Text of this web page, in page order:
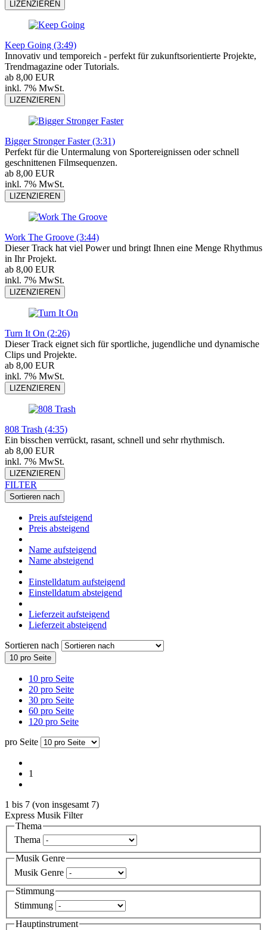
LIZENZIEREN
Keep Going (3:49)
Innovativ und temporeich - perfekt für zukunftsorientierte Projekte,
Trendmagazine oder Tutorials.
ab 8,00 EUR
inkl. 7% MwSt.
LIZENZIEREN
Bigger Stronger Faster (3:31)
Perfekt für die Untermalung von Sportereignissen oder schnell
geschnittenen Filmsequenzen.
ab 8,00 EUR
inkl. 7% MwSt.
LIZENZIEREN
Work The Groove (3:44)
Dieser Track hat viel Power und bringt Ihnen eine Menge Rhythmus
in Ihr Projekt.
ab 8,00 EUR
inkl. 7% MwSt.
LIZENZIEREN
Turn It On (2:26)
Dieser Track eignet sich für sportliche, jugendliche und dynamische
Clips und Projekte.
ab 8,00 EUR
inkl. 7% MwSt.
LIZENZIEREN
808 Trash (4:35)
Ein bisschen verrückt, rasant, schnell und sehr rhythmisch.
ab 8,00 EUR
inkl. 7% MwSt.
LIZENZIEREN
FILTER
Sortieren nach
Preis aufsteigend
Preis absteigend
Name aufsteigend
Name absteigend
Einstelldatum aufsteigend
Einstelldatum absteigend
Lieferzeit aufsteigend
Lieferzeit absteigend
Sortieren nach
10 pro Seite
10 pro Seite
20 pro Seite
30 pro Seite
60 pro Seite
120 pro Seite
pro Seite
1
1 bis 7 (von insgesamt 7)
Express Musik Filter
Thema
Thema
Musik Genre
Musik Genre
Stimmung
Stimmung
Hauptinstrument